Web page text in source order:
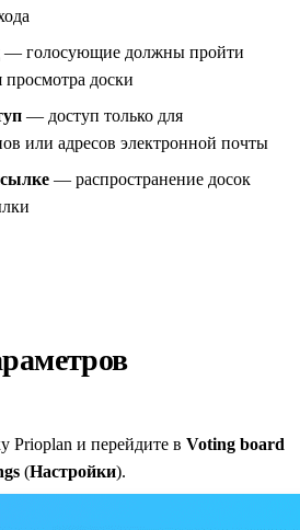
— голосующие должны пройти
доски
— доступ только для
или адресов электронной почты
— распространение досок
Prioplan и перейдите в Voting board
(Настройки).